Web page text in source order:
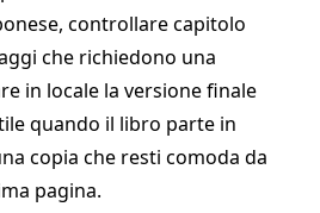
controllare capitolo
che richiedono una
in locale la versione finale
quando il libro parte in
copia che resti comoda da
pagina.